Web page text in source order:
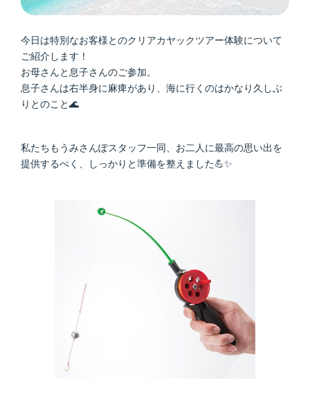
今日は特別なお客様とのクリアカヤックツアー体験について
ご紹介します！
お母さんと息子さんのご参加。
息子さんは右半身に麻痺があり、海に行くのはかなり久しぶ
りとのこと🌊
私たちもうみさんぽスタッフ一同、お二人に最高の思い出を
提供するべく、しっかりと準備を整えました💪✨